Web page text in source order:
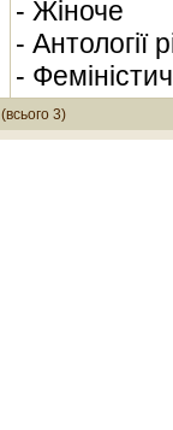
- Жіноче
- Антології
-
(всього 3)